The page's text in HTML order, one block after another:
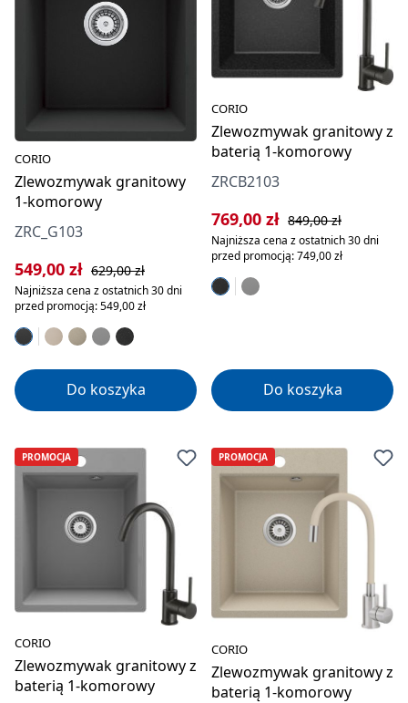
CORIO
Zlewozmywak granitowy
1-komorowy
ZRC_G103
Cena sprzedaży:
549,00 zł Cena regularna:
629,00 zł
Najniższa cena z ostatnich 30 dni
przed promocją: 549,00 zł
Do koszyka
CORIO
Zlewozmywak granitowy z
baterią 1-komorowy
ZRCB2103
Cena sprzedaży:
769,00 zł Cena regularna:
849,00 zł
Najniższa cena z ostatnich 30 dni
przed promocją: 749,00 zł
Do koszyka
PROMOCJA
CORIO
Zlewozmywak granitowy z
baterią 1-komorowy
PROMOCJA
CORIO
Zlewozmywak granitowy z
baterią 1-komorowy